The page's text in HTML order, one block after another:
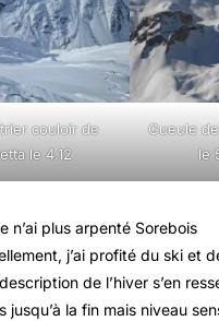
couloir de
le 4.12
Gueule
le
n’ai plus arpenté Sorebois
j’ai profité du ski et
de l’hiver s’en
jusqu’à la fin mais niveau